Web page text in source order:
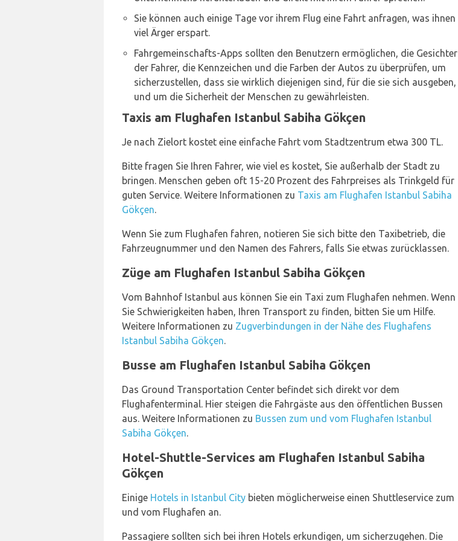
Sie können auch einige Tage vor ihrem Flug eine Fahrt anfragen, was ihnen
viel Ärger erspart.
Fahrgemeinschafts-Apps sollten den Benutzern ermöglichen, die Gesichter
der Fahrer, die Kennzeichen und die Farben der Autos zu überprüfen, um
sicherzustellen, dass sie wirklich diejenigen sind, für die sie sich ausgeben,
und um die Sicherheit der Menschen zu gewährleisten.
Taxis am Flughafen Istanbul Sabiha Gökçen
Je nach Zielort kostet eine einfache Fahrt vom Stadtzentrum etwa 300 TL.
Bitte fragen Sie Ihren Fahrer, wie viel es kostet, Sie außerhalb der Stadt zu
bringen. Menschen geben oft 15-20 Prozent des Fahrpreises als Trinkgeld für
guten Service. Weitere Informationen zu Taxis am Flughafen Istanbul Sabiha
Gökçen.
Wenn Sie zum Flughafen fahren, notieren Sie sich bitte den Taxibetrieb, die
Fahrzeugnummer und den Namen des Fahrers, falls Sie etwas zurücklassen.
Züge am Flughafen Istanbul Sabiha Gökçen
Vom Bahnhof Istanbul aus können Sie ein Taxi zum Flughafen nehmen. Wenn
Sie Schwierigkeiten haben, Ihren Transport zu finden, bitten Sie um Hilfe.
Weitere Informationen zu Zugverbindungen in der Nähe des Flughafens
Istanbul Sabiha Gökçen.
Busse am Flughafen Istanbul Sabiha Gökçen
Das Ground Transportation Center befindet sich direkt vor dem
Flughafenterminal. Hier steigen die Fahrgäste aus den öffentlichen Bussen
aus. Weitere Informationen zu Bussen zum und vom Flughafen Istanbul
Sabiha Gökçen.
Hotel-Shuttle-Services am Flughafen Istanbul Sabiha
Gökçen
Einige Hotels in Istanbul City bieten möglicherweise einen Shuttleservice zum
und vom Flughafen an.
Passagiere sollten sich bei ihren Hotels erkundigen, um sicherzugehen. Die